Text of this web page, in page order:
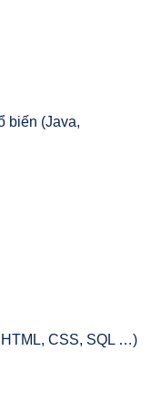
biến (Java,
HTML, CSS, SQL …)